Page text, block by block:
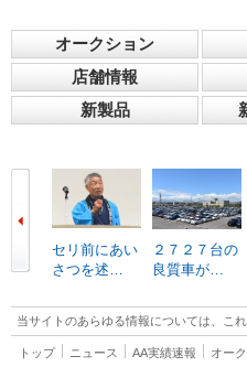
オークション
店舗情報
新製品
セリ前にあい
さつを述…
２７２７台の
良質車が…
当サイトのあらゆる情報については、こ
トップ ニュース AA実績速報 オー